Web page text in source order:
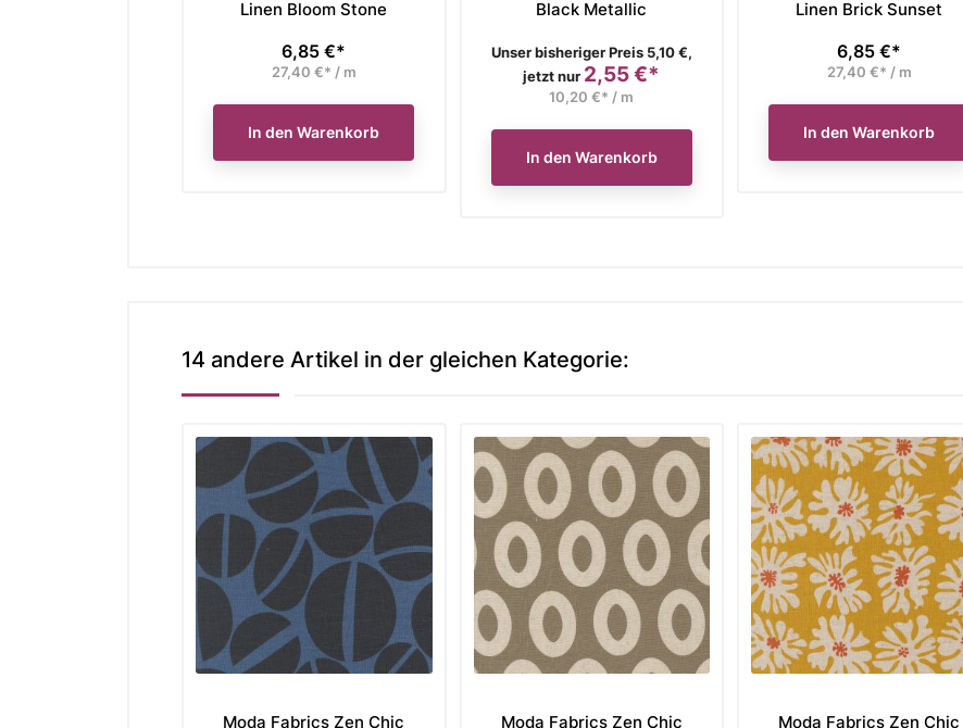
Linen Bloom Stone
Preis
6,85 €*
27,40 €* / m
In den Warenkorb
Black Metallic
Verkaufspreis
Unser bisheriger Preis 5,10 €,
jetzt nur Preis
2,55 €*
10,20 €* / m
In den Warenkorb
Linen Brick Sunset
Preis
6,85 €*
27,40 €* / m
In den Warenkorb
14 andere Artikel in der gleichen Kategorie:
Moda Fabrics Zen Chic
Moda Fabrics Zen Chic
Moda Fabrics Zen Chic